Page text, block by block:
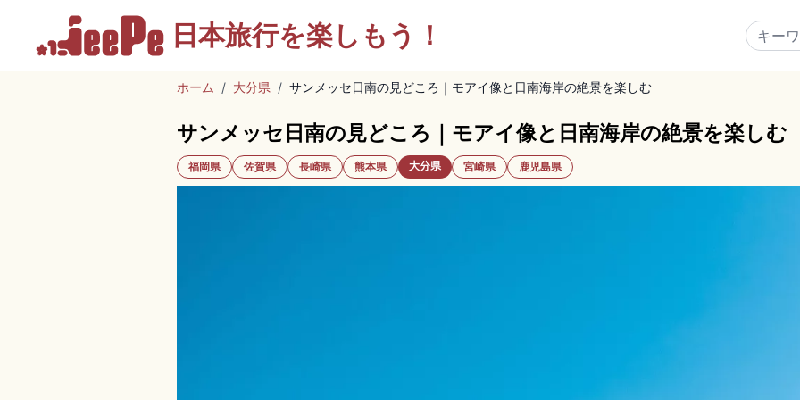
日本旅行を楽しもう！
ホーム / 大分県 / サンメッセ日南の見どころ｜モアイ像と日南海岸の絶景を楽しむ
サンメッセ日南の見どころ｜モアイ像と日南海岸の絶景を楽しむ
福岡県 佐賀県 長崎県 熊本県 大分県 宮崎県 鹿児島県